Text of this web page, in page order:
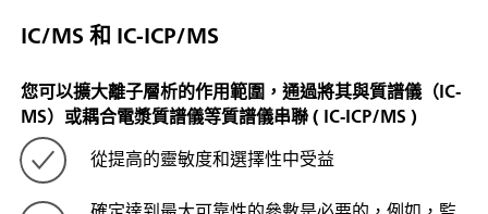
IC/MS 和 IC-ICP/MS
您可以擴大離子層析的作用範圍，通過將其與質譜儀（IC-
MS）或耦合電漿質譜儀等質譜儀串聯 ( IC-ICP/MS )
從提高的靈敏度和選擇性中受益